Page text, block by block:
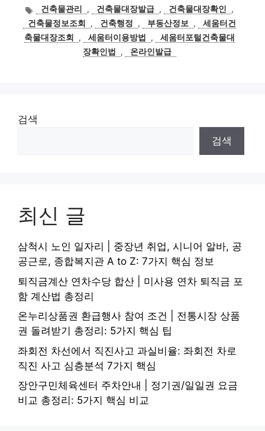
테
고
리
태
그
건축물관리 , 건축물대장발급 , 건축물대장확인
,
건축물정보조회
, 건축행정 , 부동산정보 ,
세움터건
축물대장조회
, 세움터이용방법 ,
세움터포털건축물대
장확인법
, 온라인발급
검색
검색
최신 글
삼척시 노인 일자리 | 중장년 취업, 시니어 알바, 공
공근로, 종합복지관 A to Z: 7가지 핵심 정보
퇴직금계산 연차수당 합산 | 미사용 연차 퇴직금 포
함 계산법 총정리
온누리상품권 환급행사 참여 조건 | 전통시장 상품
권 돌려받기 총정리: 5가지 핵심 팁
좌회전 차선에서 직진사고 과실비율: 좌회전 차로
직진 사고 심층분석 7가지 핵심
장안구민체육센터 주차안내 | 정기권/일일권 요금
비교 총정리: 5가지 핵심 비교